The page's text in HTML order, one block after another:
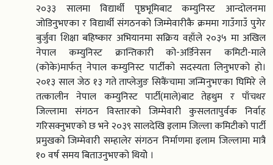
२०३३ सालमा विद्यार्थी पृष्ठभूमिबाट कम्युनिस्ट आन्दोलनमा
जोडिनुभएका र विद्यार्थी संगठनको जिम्मेवारीकै क्रममा गाउँगाउँ पुगेर
बुर्जुवा शिक्षा बहिष्कार अभियानमा सक्रिय वहाँले २०३५ मा अखिल
नेपाल कम्युनिस्ट क्रान्तिकारी को-अर्डिनेसन कमिटी-माले
(कोके)मार्फत् नेपाल कम्युनिस्ट पार्टीको सदस्यता लिनुभएको हो।
२०१३ साल जेठ १३ गते ताप्लेजुङ सिकैंचामा जन्मिनुभएका घिमिरे ले
तत्कालीन नेपाल कम्युनिस्ट पार्टी(माले)बाट तेह्रथुम र पाँचथर
जिल्लामा संगठन विस्तारको जिम्मेवारी कुसलतापुर्वक निर्वाह
गरिसक्नुभएको छ भने २०३९ सालदेखि इलाम जिल्ला कमिटीको पार्टी
प्रमुखको जिम्मेवारी सम्हालेर संगठन निर्माणमा इलाम जिल्लामा मात्रै
१० वर्ष समय बिताउनुभएको थियोे ।